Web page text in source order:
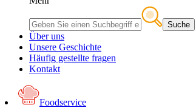
Suche
Über uns
Unsere Geschichte
Häufig gestellte fragen
Kontakt
Foodservice